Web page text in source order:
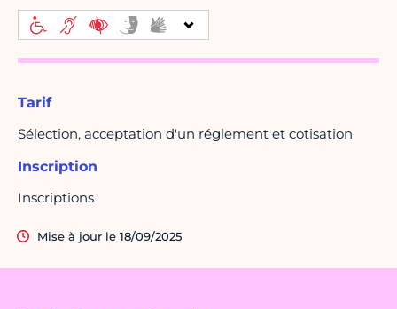
Tarif
Sélection, acceptation d'un réglement et cotisation
Inscription
Inscriptions
Mise à jour le 18/09/2025